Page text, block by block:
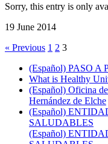
Sorry, this entry is only
19 June 2014
« Previous 1 2 3
(Español) PASO A
What is Healthy
(Español) Oficina
Hernández de Elche
(Español)
SALUDABLES
(Español)